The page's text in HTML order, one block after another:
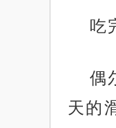
吃
偶
天的